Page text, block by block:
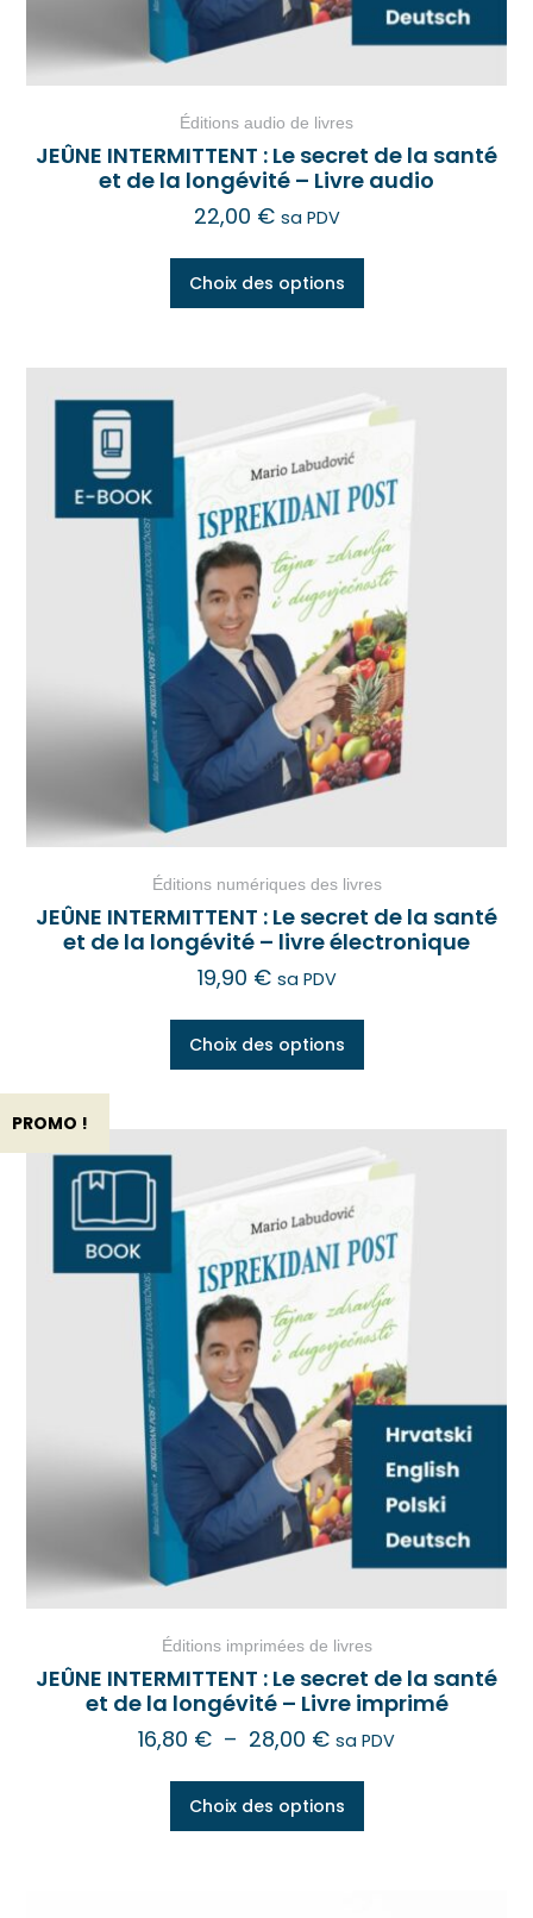
Éditions audio de livres
JEÛNE INTERMITTENT : Le secret de la santé
et de la longévité – Livre audio
22,00 € sa PDV
Choix des options
Éditions numériques des livres
JEÛNE INTERMITTENT : Le secret de la santé
et de la longévité – livre électronique
19,90 € sa PDV
Choix des options
PROMO !
Éditions imprimées de livres
JEÛNE INTERMITTENT : Le secret de la santé
et de la longévité – Livre imprimé
16,80 € – 28,00 € sa PDV
Choix des options